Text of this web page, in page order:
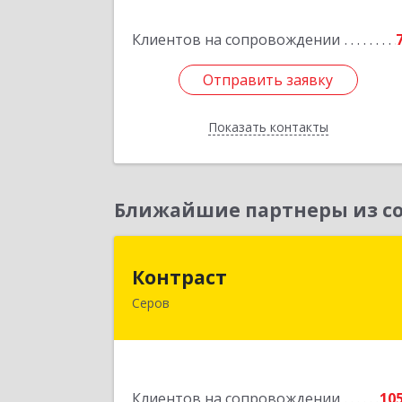
Клиентов на сопровождении
Отправить заявку
Показать контакты
Подробнее
Ближайшие партнеры из
Контраст
Серов624993, Свердловская обл, Серов г,